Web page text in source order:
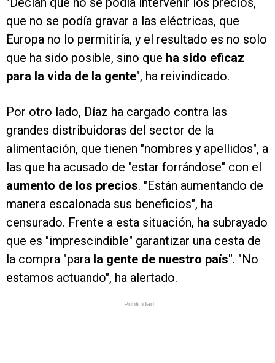
que no se podía gravar a las eléctricas, que
Europa no lo permitiría, y el resultado es no solo
que ha sido posible, sino que ha sido eficaz
para la vida de la gente", ha reivindicado.
Por otro lado, Díaz ha cargado contra las
grandes distribuidoras del sector de la
alimentación, que tienen "nombres y apellidos", a
las que ha acusado de "estar forrándose" con el
aumento de los precios. "Están aumentando de
manera escalonada sus beneficios", ha
censurado. Frente a esta situación, ha subrayado
que es "imprescindible" garantizar una cesta de
la compra "para la gente de nuestro país". "No
estamos actuando", ha alertado.
Publicidad